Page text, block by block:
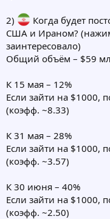
2)
Когда будет
США и Ираном?
заинтересовало)
Общий объём – $59
К 15 мая – 12%
Если зайти на $1000,
(коэфф. ~8.33)
К 31 мая – 28%
Если зайти на $1000,
(коэфф. ~3.57)
К 30 июня – 40%
Если зайти на $1000,
(коэфф. ~2.50)